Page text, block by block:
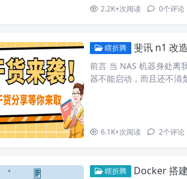
2.2K+次阅读 0个评论
瞎折腾 斐讯 n1 改
前言 当 NAS 机器身处离
器不能启动，而且还不清
在已经涨价到 700 多，…
6.1K+次阅读 2个评论
瞎折腾 Docker 搭